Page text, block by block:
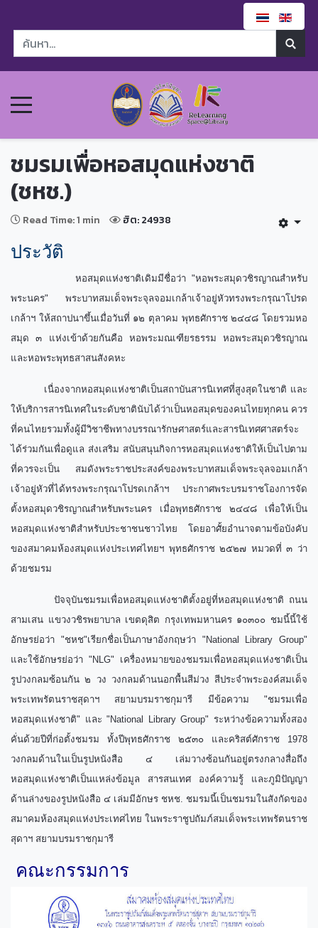
ชมรมเพื่อหอสมุดแห่งชาติ
(ชหช.)
Read Time: 1 min ฮิต: 24938
ประวัติ
หอสมุดแห่งชาติเดิมมีชื่อว่า "หอพระสมุดวชิรญาณสำหรับ
พระนคร" พระบาทสมเด็จพระจุลจอมเกล้าเจ้าอยู่หัวทรงพระกรุณาโปรด
เกล้าฯ ให้สถาปนาขึ้นเมื่อวันที่ ๑๒ ตุลาคม พุทธศักราช ๒๔๔๘ โดยรวมหอ
สมุด ๓ แห่งเข้าด้วยกันคือ หอพระมณเฑียรธรรม หอพระสมุดวชิรญาณ
และหอพระพุทธสาสนสังคหะ
เนื่องจากหอสมุดแห่งชาติเป็นสถาบันสารนิเทศที่สูงสุดในชาติ และ
ให้บริการสารนิเทศในระดับชาตินับได้ว่าเป็นหอสมุดของคนไทยทุกคน ควร
ที่คนไทยรวมทั้งผู้มีวิชาชีพทางบรรณารักษศาสตร์และสารนิเทศศาสตร์จะ
ได้ร่วมกันเพื่อดูแล ส่งเสริม สนับสนุนกิจการหอสมุดแห่งชาติให้เป็นไปตาม
ที่ควรจะเป็น สมดังพระราชประสงค์ของพระบาทสมเด็จพระจุลจอมเกล้า
เจ้าอยู่หัวที่ได้ทรงพระกรุณาโปรดเกล้าฯ ประกาศพระบรมราชโองการจัด
ตั้งหอสมุดวชิรญาณสำหรับพระนคร เมื่อพุทธศักราช ๒๔๔๘ เพื่อให้เป็น
หอสมุดแห่งชาติสำหรับประชาชนชาวไทย โดยอาศั้ยอำนาจตามข้อบังคับ
ของสมาคมห้องสมุดแห่งประเทศไทยฯ พุทธศักราช ๒๕๒๗ หมวดที่ ๓ ว่า
ด้วยชมรม
ปัจจุบันชมรมเพื่อหอสมุดแห่งชาติตั้งอยู่ที่หอสมุดแห่งชาติ ถนน
สามเสน แขวงวชิรพยาบาล เขตดุสิต กรุงเทพมหานคร ๑๐๓๐๐ ชมนี้นี้ใช้
อักษรย่อว่า "ชหช"เรียกชื่อเป็นภาษาอังกฤษว่า "National Library Group"
และใช้อักษรย่อว่า "NLG" เครื่องหมายของชมรมเพื่อหอสมุดแห่งชาติเป็น
รูปวงกลมซ้อนกัน ๒ วง วงกลมด้านนอกพื้นสีม่วง สีประจำพระองค์สมเด็จ
พระเทพรัตนราชสุดาฯ สยามบรมราชกุมารี มีข้อความ "ชมรมเพื่อ
หอสมุดแห่งชาติ" และ "National Library Group" ระหว่างข้อความทั้งสอง
คั่นด้วยปีที่ก่อตั้งชมรม ทั้งปีพุทธศักราช ๒๕๓๐ และคริสต์ศักราช 1978
วงกลมด้านในเป็นรูปหนังสือ ๔ เล่มวางซ้อนกันอยู่ตรงกลางสื่อถึง
หอสมุดแห่งชาติเป็นแหล่งข้อมูล สารสนเทศ องค์ความรู้ และภูมิปัญญา
ด้านล่างของรูปหนังสือ ๔ เล่มมีอักษร ชหช. ชมรมนี้เป็นชมรมในสังกัดของ
สมาคมห้องสมุดแห่งประเทศไทย ในพระราชูปถัมภ์สมเด็จพระเทพรัตนราช
สุดาฯ สยามบรมราชกุมารี
คณะกรรมการ